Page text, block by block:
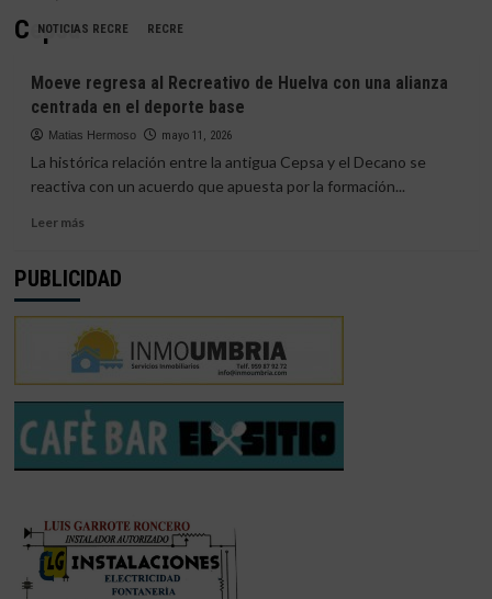
Cepsa
NOTICIAS RECRE RECRE
Moeve regresa al Recreativo de Huelva con una alianza
centrada en el deporte base
Matias Hermoso mayo 11, 2026
La histórica relación entre la antigua Cepsa y el Decano se
reactiva con un acuerdo que apuesta por la formación...
Leer másLeer
Moeve
al
Recreativo
de
Huelva
con
una
alianza
centrada
deporte
base
PUBLICIDAD